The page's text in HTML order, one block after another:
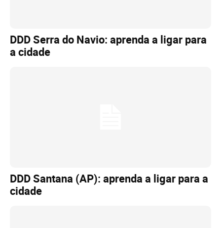
DDD Serra do Navio: aprenda a ligar para
a cidade
DDD Santana (AP): aprenda a ligar para a
cidade